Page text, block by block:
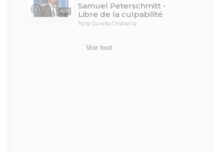
62:01
Samuel Peterschmitt -
Libre de la culpabilité
Porte Ouverte Chrétienne
Voir tout